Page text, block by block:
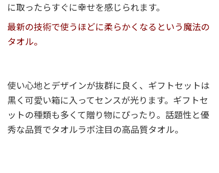
に取ったらすぐに幸せを感じられます。
最新の技術で使うほどに柔らかくなるという魔法の
タオル。
使い心地とデザインが抜群に良く、ギフトセットは
黒く可愛い箱に入ってセンスが光ります。ギフトセ
ットの種類も多くて贈り物にぴったり。話題性と優
秀な品質でタオルラボ注目の高品質タオル。